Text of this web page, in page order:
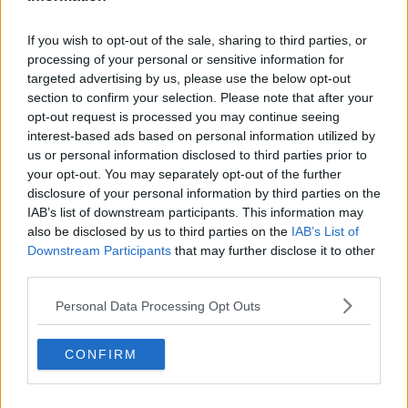
If you wish to opt-out of the sale, sharing to third parties, or
processing of your personal or sensitive information for
targeted advertising by us, please use the below opt-out
section to confirm your selection. Please note that after your
opt-out request is processed you may continue seeing
interest-based ads based on personal information utilized by
us or personal information disclosed to third parties prior to
your opt-out. You may separately opt-out of the further
disclosure of your personal information by third parties on the
IAB’s list of downstream participants. This information may
also be disclosed by us to third parties on the IAB’s List of
Downstream Participants that may further disclose it to other
Personal Data Processing Opt Outs
CONFIRM
primaverili ed estivi.
Altro dato positivo per Calci è la permanenza media, stabilmente
superiore alle tre notti(3,5 per l'esattezza), quando in città come i
capoluoghi vicini il dato si assesta poco al di sopra dei due
pernottamenti. Aumenta anche il dato della spesa media in
Valgraziosa, con una ricaduta positiva per le attività produttive, a
cominciare dal settore della ristorazione.
“I dati sui flussi turistici fuori stagione – ha commentato
l’assessore al turismo, Fabio Mencarelli– confermano che
Valgraziosa è una destinazione turistica appetibile tutto
l’anno,grazie alla sua posizione strategica rispetto alle principali
città d’arte della Toscana e grazie ai suoi pregi ambientali e
“Da anni – ha aggiuntoil sindaco, Massimiliano Ghimenti–
lavoriamo per connotare Calci come un territorio da scoprire tutto
l'anno, e lo facciamo sostenendo iniziative ed eventi, senza